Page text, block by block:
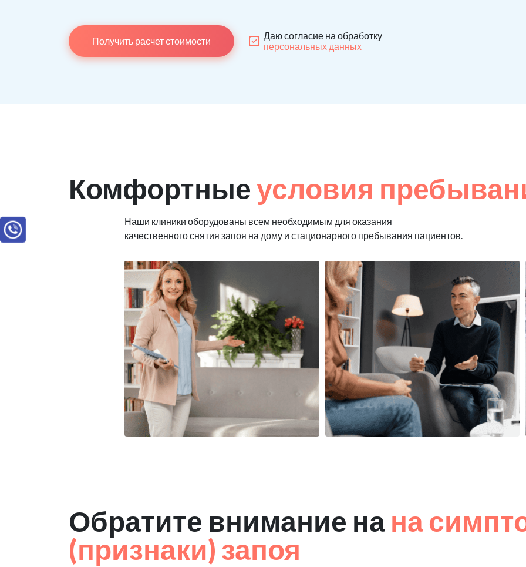
Получить расчет стоимости
Даю согласие на обработку
персональных данных
Комфортныеусловия
Наши клиники оборудованы всем необходимым для оказания
качественного снятия запоя на дому и стационарного пребывания пациентов.
Обратите внимание на на
(признаки) запоя